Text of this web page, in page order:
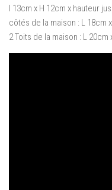
l 13cm x H 12cm x hauteur
côtés de la maison : L 18cm
2 Toits de la maison : L 20cm